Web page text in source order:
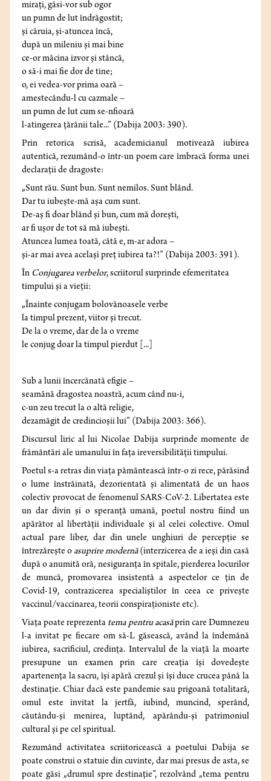
mirați, găsi-vor sub ogor
un pumn de lut îndrăgostit;
și căruia, și-atuncea încă,
după un mileniu și mai bine
ce-or măcina izvor și stâncă,
o să-i mai fie dor de tine;
o, ei vedea-vor prima oară –
amestecându-l cu cazmale –
un pumn de lut cum se-nfioară
l-atingerea țărânii tale...” (Dabija 2003: 390).
Prin retorica scrisă, academicianul motivează iubirea
autentică, rezumând-o într-un poem care îmbracă forma unei
declarații de dragoste:
„Sunt rău. Sunt bun. Sunt nemilos. Sunt blând.
Dar tu iubește-mă așa cum sunt.
De-aș fi doar blând și bun, cum mă dorești,
ar fi ușor de tot să mă iubești.
Atuncea lumea toată, câtă e, m-ar adora –
și-ar mai avea același preț iubirea ta?!” (Dabija 2003: 391).
În Conjugarea verbelor, scriitorul surprinde efemeritatea
timpului și a vieții:
„Înainte conjugam bolovănoasele verbe
la timpul prezent, viitor și trecut.
De la o vreme, dar de la o vreme
le conjug doar la timpul pierdut [...]
Sub a lunii încercănată efigie –
seamănă dragostea noastră, acum când nu-i,
c-un zeu trecut la o altă religie,
dezamăgit de credincioșii lui” (Dabija 2003: 366).
Discursul liric al lui Nicolae Dabija surprinde momente de
frământări ale umanului în fața ireversibilității timpului.
Poetul s-a retras din viața pământească într-o zi rece, părăsind
o lume înstrăinată, dezorientată și alimentată de un haos
colectiv provocat de fenomenul SARS-CoV-2. Libertatea este
un dar divin și o speranță umană, poetul nostru fiind un
apărător al libertății individuale și al celei colective. Omul
actual pare liber, dar din unele unghiuri de percepție se
întrezărește o asuprire modernă(interzicerea de a ieși din casă
după o anumită oră, nesiguranța în spitale, pierderea locurilor
de muncă, promovarea insistentă a aspectelor ce țin de
Covid-19, contrazicerea specialiștilor în ceea ce privește
vaccinul/vaccinarea, teorii conspiraționiste etc).
Viața poate reprezenta tema pentru acasăprin care Dumnezeu
l-a invitat pe fiecare om să-L găsească, având la îndemână
iubirea, sacrificiul, credința. Intervalul de la viață la moarte
presupune un examen prin care creația își dovedește
apartenența la sacru, își apără crezul și își duce crucea până la
destinație. Chiar dacă este pandemie sau prigoană totalitară,
omul este invitat la jertfă, iubind, muncind, sperând,
căutându-și menirea, luptând, apărându-și patrimoniul
cultural și pe cel spiritual.
Rezumând activitatea scriitoricească a poetului Dabija se
poate construi o statuie din cuvinte, dar mai presus de asta, se
poate găsi „drumul spre destinație”, rezolvând „tema pentru